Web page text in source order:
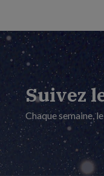
Suivez
Chaque semaine,